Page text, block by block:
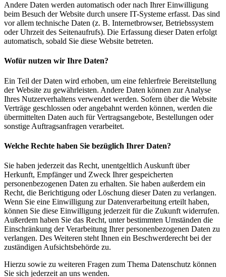
Andere Daten werden automatisch oder nach Ihrer Einwilligung
beim Besuch der Website durch unsere IT-Systeme erfasst. Das sind
vor allem technische Daten (z. B. Internetbrowser, Betriebssystem
oder Uhrzeit des Seitenaufrufs). Die Erfassung dieser Daten erfolgt
automatisch, sobald Sie diese Website betreten.
Wofür nutzen wir Ihre Daten?
Ein Teil der Daten wird erhoben, um eine fehlerfreie Bereitstellung
der Website zu gewährleisten. Andere Daten können zur Analyse
Ihres Nutzerverhaltens verwendet werden. Sofern über die Website
Verträge geschlossen oder angebahnt werden können, werden die
übermittelten Daten auch für Vertragsangebote, Bestellungen oder
sonstige Auftragsanfragen verarbeitet.
Welche Rechte haben Sie bezüglich Ihrer Daten?
Sie haben jederzeit das Recht, unentgeltlich Auskunft über
Herkunft, Empfänger und Zweck Ihrer gespeicherten
personenbezogenen Daten zu erhalten. Sie haben außerdem ein
Recht, die Berichtigung oder Löschung dieser Daten zu verlangen.
Wenn Sie eine Einwilligung zur Datenverarbeitung erteilt haben,
können Sie diese Einwilligung jederzeit für die Zukunft widerrufen.
Außerdem haben Sie das Recht, unter bestimmten Umständen die
Einschränkung der Verarbeitung Ihrer personenbezogenen Daten zu
verlangen. Des Weiteren steht Ihnen ein Beschwerderecht bei der
zuständigen Aufsichtsbehörde zu.
Hierzu sowie zu weiteren Fragen zum Thema Datenschutz können
Sie sich jederzeit an uns wenden.